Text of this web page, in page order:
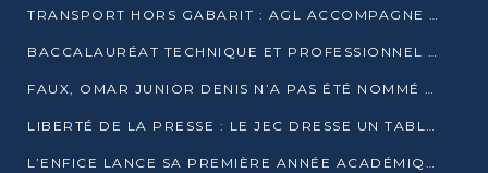
TRANSPORT HORS GABARIT : AGL ACCOMPAGNE LE DÉVELOPPEMENT DU SECTEUR BRASSICOLE AU CONGO
BACCALAURÉAT TECHNIQUE ET PROFESSIONNEL : 16 352 CANDIDATS LANCÉS DANS LES ÉPREUVES D’EPS
FAUX, OMAR JUNIOR DENIS N’A PAS ÉTÉ NOMMÉ AIDE DE CAMP ADJOINT DE DENIS SASSOU NGUESSO
LIBERTÉ DE LA PRESSE : LE JEC DRESSE UN TABLEAU PRÉOCCUPANT AU CONGO
L’ENFICE LANCE SA PREMIÈRE ANNÉE ACADÉMIQUE AVEC 100 FUTURS ENSEIGNANTS